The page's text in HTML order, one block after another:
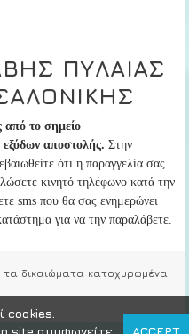
ΠΥΛΑΙΑΣ
από το σημείο
αποστολής. Στην
ότι η παραγγελία σας
κινητό τηλέφωνο κατά την
sms που θα σας ενημερώνει
για να την παραλάβετε.
δικαιώματα κατοχυρωμένα
cookies.
site συμφωνείτε
ACCEPT